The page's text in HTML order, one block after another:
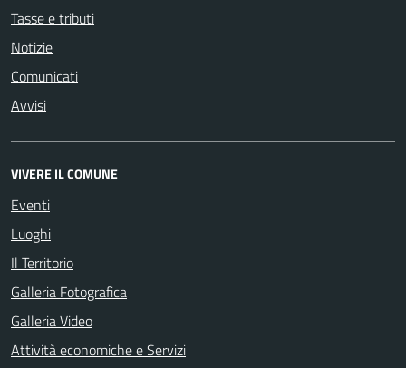
Tasse e tributi
Notizie
Comunicati
Avvisi
VIVERE IL COMUNE
Eventi
Luoghi
Il Territorio
Galleria Fotografica
Galleria Video
Attività economiche e Servizi